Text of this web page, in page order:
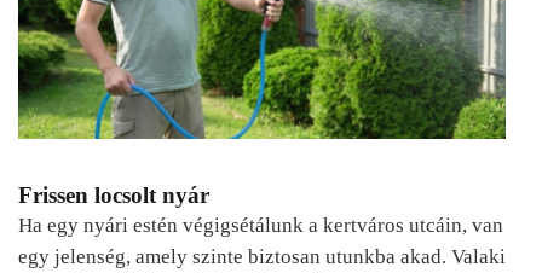
Frissen locsolt nyár
Ha egy nyári estén végigsétálunk a kertváros utcáin, van
egy jelenség, amely szinte biztosan utunkba akad. Valaki